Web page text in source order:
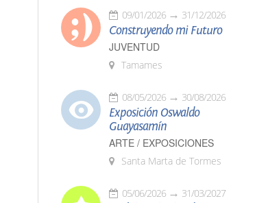
09/01/2026 31/12/2026
Construyendo mi Futuro
JUVENTUD
Tamames
08/05/2026 30/08/2026
Exposición Oswaldo
Guayasamín
ARTE / EXPOSICIONES
Santa Marta de Tormes
05/06/2026 31/03/2027